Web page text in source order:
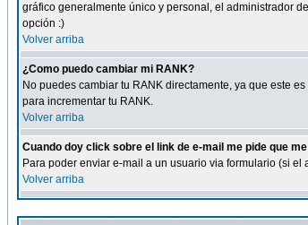
gráfico generalmente único y personal, el administrador
opción :)
Volver arriba
¿Como puedo cambiar mi RANK?
No puedes cambiar tu RANK directamente, ya que este
para incrementar tu RANK.
Volver arriba
Cuando doy click sobre el link de e-mail me pide que
Para poder enviar e-mail a un usuario via formulario (si
Volver arriba